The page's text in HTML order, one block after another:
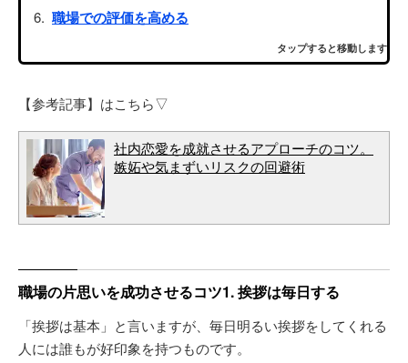
職場での評価を高める
タップすると移動します
【参考記事】はこちら▽
社内恋愛を成就させるアプローチのコツ。
嫉妬や気まずいリスクの回避術
職場の片思いを成功させるコツ1. 挨拶は毎日する
「挨拶は基本」と言いますが、毎日明るい挨拶をしてくれる
人には誰もが好印象を持つものです。